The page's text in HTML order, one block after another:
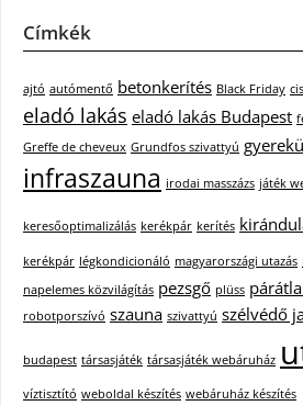
Címkék
ajtó autómentő betonkerítés Black Friday
eladó lakás eladó lakás Budapest
Greffe de cheveux Grundfos szivattyú
infraszauna irodai masszázs játék
keresőoptimalizálás kerékpár kerítés
kerékpár légkondicionáló magyarországi utazás
napelemes közvilágítás pezsgő plüss
robotporszívó szauna szivattyú szélvédő
budapest társasjáték társasjáték webáruház
víztisztító weboldal készítés webáruház készítés